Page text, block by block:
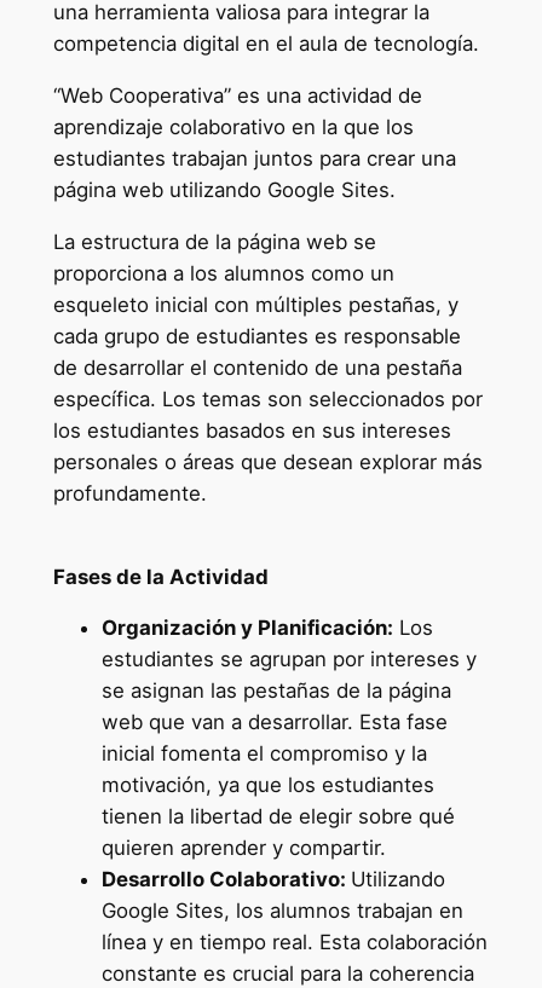
una herramienta valiosa para integrar la
competencia digital en el aula de tecnología.
“Web Cooperativa” es una actividad de
aprendizaje colaborativo en la que los
estudiantes trabajan juntos para crear una
página web utilizando Google Sites.
La estructura de la página web se
proporciona a los alumnos como un
esqueleto inicial con múltiples pestañas, y
cada grupo de estudiantes es responsable
de desarrollar el contenido de una pestaña
específica. Los temas son seleccionados por
los estudiantes basados en sus intereses
personales o áreas que desean explorar más
profundamente.
Fases de la Actividad
Organización y Planificación: Los
estudiantes se agrupan por intereses y
se asignan las pestañas de la página
web que van a desarrollar. Esta fase
inicial fomenta el compromiso y la
motivación, ya que los estudiantes
tienen la libertad de elegir sobre qué
quieren aprender y compartir.
Desarrollo Colaborativo: Utilizando
Google Sites, los alumnos trabajan en
línea y en tiempo real. Esta colaboración
constante es crucial para la coherencia